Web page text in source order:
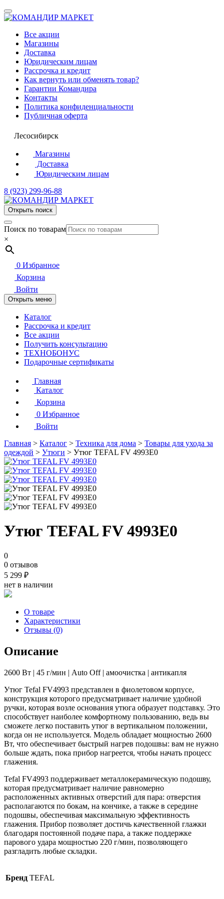
Все акции
Магазины
Доставка
Юридическим лицам
Рассрочка и кредит
Как вернуть или обменять товар?
Гарантии Командира
Контакты
Политика конфиденциальности
Публичная оферта
Лесосибирск
Магазины
Доставка
Юридическим лицам
8 (923) 299-96-88
Открыть поиск
Поиск по товарам
×
0 Избранное
Корзина
Войти
Открыть меню
Каталог
Рассрочка и кредит
Все акции
Получить консультацию
ТЕХНОБОНУС
Подарочные сертификаты
Главная
Каталог
Корзина
0 Избранное
Войти
Главная > Каталог > Техника для дома > Товары для ухода за
одеждой > Утюги > Утюг TEFAL FV 4993E0
Утюг TEFAL FV 4993E0
0
0 отзывов
5 299 ₽
нет в наличии
О товаре
Характеристики
Отзывы (0)
Описание
2600 Вт | 45 г/мин | Auto Off | амоочистка | антикапля
Утюг Tefal FV4993 представлен в фиолетовом корпусе,
конструкция которого предусматривает наличие удобной
ручки, которая возле основания утюга образует подставку. Это
способствует наиболее комфортному пользованию, ведь вы
сможете легко поставить утюг в вертикальном положении,
когда он не используется. Модель обладает мощностью 2600
Вт, что обеспечивает быстрый нагрев подошвы: вам не нужно
больше ждать, пока прибор нагреется, чтобы начать процесс
глажения.
Tefal FV4993 поддерживает металлокерамическую подошву,
которая предусматривает наличие равномерно
расположенных активных отверстий для пара: отверстия
располагаются по бокам, на кончике, а также в середине
подошвы, обеспечивая максимальную эффективность
глажения. Прибор позволяет достичь качественной глажки
благодаря постоянной подаче пара, а также поддержке
парового удара мощностью 220 г/мин, позволяющего
разгладить любые складки.
Бренд TEFAL